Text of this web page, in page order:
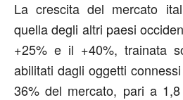
La crescita del mercato
quella degli altri paesi
+25% e il +40%, trainata
abilitati dagli oggetti
36% del mercato, pari a